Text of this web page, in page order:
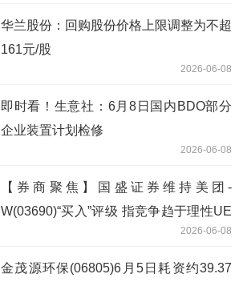
华兰股份：回购股份价格上限调整为不超
161元/股
2026-06-08
即时看！生意社：6月8日国内BDO部分
企业装置计划检修
2026-06-08
【券商聚焦】国盛证券维持美团-
W(03690)“买入”评级 指竞争趋于理性UE
2026-06-08
金茂源环保(06805)6月5日耗资约39.37